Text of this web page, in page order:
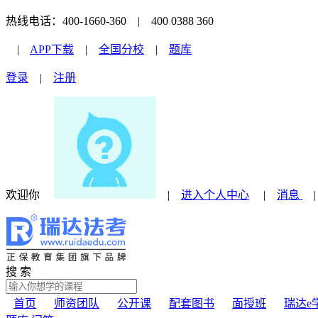
热线电话：400-1660-360 | 400 0388 360
| APP下载 | 全国分校 | 题库
登录 | 注册
欢迎你 | 进入个人中心 | 消息
搜 索
首页 师资团队 公开课 配套图书 面授班 瑞达e